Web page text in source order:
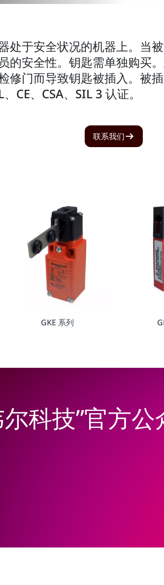
处于安全状况的机器上。当
的安全性。钥匙需单独购买
修门而导致钥匙被插入。被
CE、CSA、SIL 3 认证。
联系我们
GKE 系列
科技”官方公